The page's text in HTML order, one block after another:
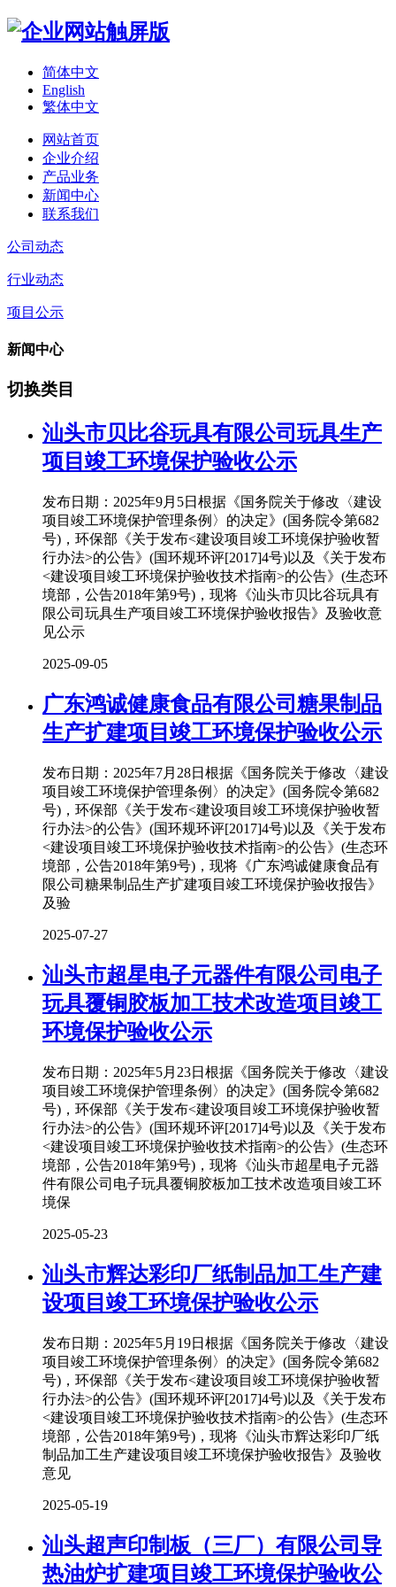
简体中文
English
繁体中文
网站首页
企业介绍
产品业务
新闻中心
联系我们
公司动态
行业动态
项目公示
新闻中心
切换类目
汕头市贝比谷玩具有限公司玩具生产
项目竣工环境保护验收公示
发布日期：2025年9月5日根据《国务院关于修改〈建设
项目竣工环境保护管理条例〉的决定》(国务院令第682
号)，环保部《关于发布<建设项目竣工环境保护验收暂
行办法>的公告》(国环规环评[2017]4号)以及《关于发布
<建设项目竣工环境保护验收技术指南>的公告》(生态环
境部，公告2018年第9号)，现将《汕头市贝比谷玩具有
限公司玩具生产项目竣工环境保护验收报告》及验收意
见公示
2025-09-05
广东鸿诚健康食品有限公司糖果制品
生产扩建项目竣工环境保护验收公示
发布日期：2025年7月28日根据《国务院关于修改〈建设
项目竣工环境保护管理条例〉的决定》(国务院令第682
号)，环保部《关于发布<建设项目竣工环境保护验收暂
行办法>的公告》(国环规环评[2017]4号)以及《关于发布
<建设项目竣工环境保护验收技术指南>的公告》(生态环
境部，公告2018年第9号)，现将《广东鸿诚健康食品有
限公司糖果制品生产扩建项目竣工环境保护验收报告》
及验
2025-07-27
汕头市超星电子元器件有限公司电子
玩具覆铜胶板加工技术改造项目竣工
环境保护验收公示
发布日期：2025年5月23日根据《国务院关于修改〈建设
项目竣工环境保护管理条例〉的决定》(国务院令第682
号)，环保部《关于发布<建设项目竣工环境保护验收暂
行办法>的公告》(国环规环评[2017]4号)以及《关于发布
<建设项目竣工环境保护验收技术指南>的公告》(生态环
境部，公告2018年第9号)，现将《汕头市超星电子元器
件有限公司电子玩具覆铜胶板加工技术改造项目竣工环
境保
2025-05-23
汕头市辉达彩印厂纸制品加工生产建
设项目竣工环境保护验收公示
发布日期：2025年5月19日根据《国务院关于修改〈建设
项目竣工环境保护管理条例〉的决定》(国务院令第682
号)，环保部《关于发布<建设项目竣工环境保护验收暂
行办法>的公告》(国环规环评[2017]4号)以及《关于发布
<建设项目竣工环境保护验收技术指南>的公告》(生态环
境部，公告2018年第9号)，现将《汕头市辉达彩印厂纸
制品加工生产建设项目竣工环境保护验收报告》及验收
意见
2025-05-19
汕头超声印制板（三厂）有限公司导
热油炉扩建项目竣工环境保护验收公